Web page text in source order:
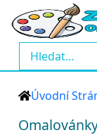
Úvodní